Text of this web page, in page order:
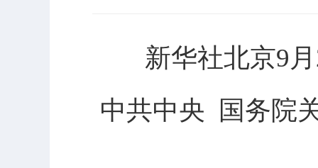
新华社北京9月
中共中央 国务院